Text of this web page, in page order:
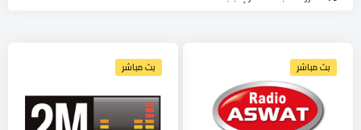
بث مباشر بث مباشر